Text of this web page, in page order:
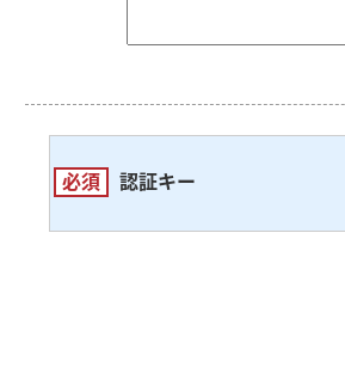
必須 認証キー